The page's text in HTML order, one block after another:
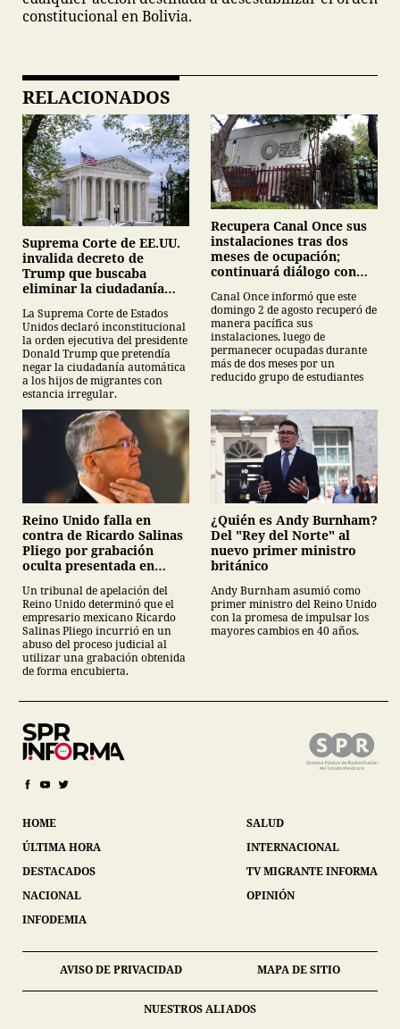
constitucional en Bolivia.
RELACIONADOS
Suprema Corte de EE.UU.
invalida decreto de
Trump que buscaba
eliminar la ciudadanía
La Suprema Corte de Estados
Unidos declaró inconstitucional
la orden ejecutiva del presidente
Donald Trump que pretendía
negar la ciudadanía automática
a los hijos de migrantes con
estancia irregular.
Recupera Canal Once sus
instalaciones tras dos
meses de ocupación;
continuará diálogo con
Canal Once informó que este
domingo 2 de agosto recuperó de
manera pacífica sus
instalaciones, luego de
permanecer ocupadas durante
más de dos meses por un
reducido grupo de estudiantes
Reino Unido falla en
contra de Ricardo Salinas
Pliego por grabación
oculta presentada en
Un tribunal de apelación del
Reino Unido determinó que el
empresario mexicano Ricardo
Salinas Pliego incurrió en un
abuso del proceso judicial al
utilizar una grabación obtenida
de forma encubierta.
¿Quién es Andy Burnham?
Del "Rey del Norte" al
nuevo primer ministro
británico
Andy Burnham asumió como
primer ministro del Reino Unido
con la promesa de impulsar los
mayores cambios en 40 años.
HOME
ÚLTIMA HORA
DESTACADOS
NACIONAL
INFODEMIA
SALUD
INTERNACIONAL
TV MIGRANTE INFORMA
OPINIÓN
AVISO DE PRIVACIDAD MAPA DE SITIO
NUESTROS ALIADOS